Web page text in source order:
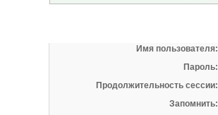
Имя пользователя:
Пароль:
Продолжительность сессии:
Запомнить: